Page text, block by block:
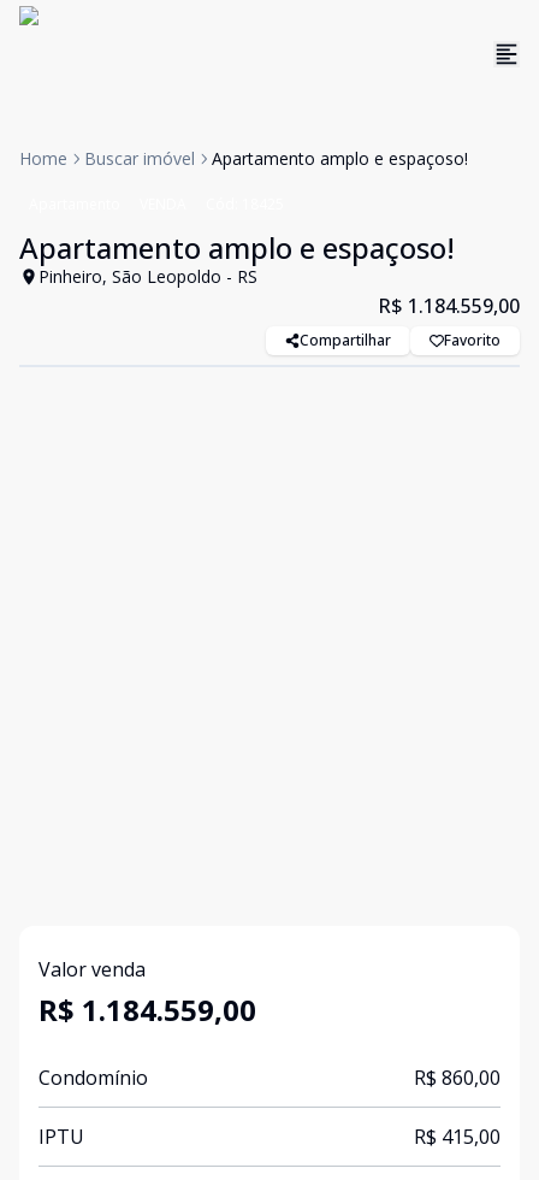
Home Buscar imóvel Apartamento amplo e espaçoso!
Apartamento amplo e espaçoso!
Pinheiro, São Leopoldo - RS
R$ 1.184.559,00
Compartilhar Favorito
Valor venda
R$ 1.184.559,00
Condomínio R$ 860,00
IPTU R$ 415,00